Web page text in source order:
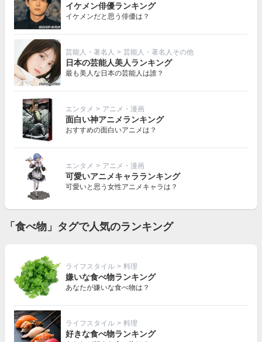
イケメン俳優ランキング
イケメンだと思う俳優は？
芸能人・著名人 > 芸能人・著名人その他
日本の芸能人美人ランキング
最も美人な日本の芸能人は誰？
エンタメ > アニメ・漫画
面白い神アニメランキング
おすすめの面白いアニメは？
エンタメ > アニメ・漫画
可愛いアニメキャラランキング
可愛いと思う女性アニメキャラは？
「食べ物」タグで人気のランキング
ライフスタイル > 料理
嫌いな食べ物ランキング
あなたが嫌いな食べ物は？
ライフスタイル > 料理
好きな食べ物ランキング